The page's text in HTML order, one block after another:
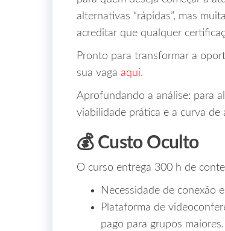
alternativas “rápidas”, mas
acreditar que qualquer
Pronto para transformar a
sua vaga aqui.
Aprofundando a análise: para
viabilidade prática e a curva de
💰 Custo Oculto
O curso entrega 300 h de
Necessidade de conexão
Plataforma de
pago para grupos maiores.